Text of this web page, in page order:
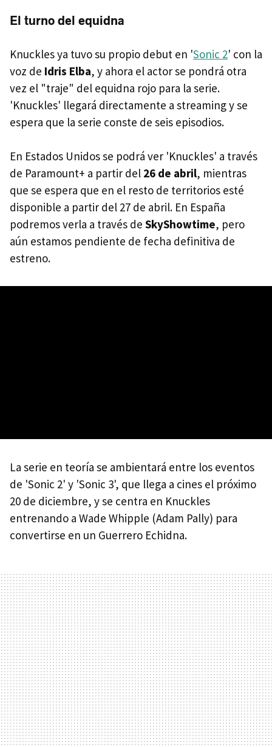
El turno del equidna
Knuckles ya tuvo su propio debut en 'Sonic 2' con la
voz de Idris Elba, y ahora el actor se pondrá otra
vez el "traje" del equidna rojo para la serie.
'Knuckles' llegará directamente a streaming y se
espera que la serie conste de seis episodios.
En Estados Unidos se podrá ver 'Knuckles' a través
de Paramount+ a partir del 26 de abril, mientras
que se espera que en el resto de territorios esté
disponible a partir del 27 de abril. En España
podremos verla a través de SkyShowtime, pero
aún estamos pendiente de fecha definitiva de
estreno.
La serie en teoría se ambientará entre los eventos
de 'Sonic 2' y 'Sonic 3', que llega a cines el próximo
20 de diciembre, y se centra en Knuckles
entrenando a Wade Whipple (Adam Pally) para
convertirse en un Guerrero Echidna.